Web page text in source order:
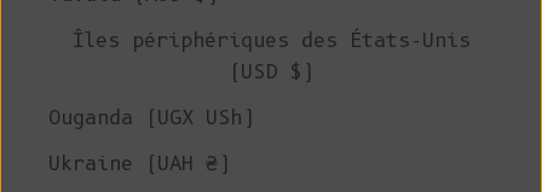
Îles périphériques des États-Unis
(USD $)
Ouganda (UGX USh)
Ukraine (UAH ₴)